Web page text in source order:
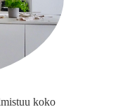
koko